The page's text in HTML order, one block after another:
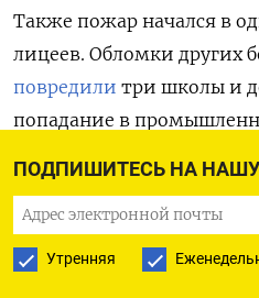
ПОДПИШИТЕСЬ НА
Утренняя
Также пожар начался в
лицеев. Обломки других
повредили три школы и
попадание в
администрации Максима
ударе по Львову погиб
В Одессе обломки сбитого